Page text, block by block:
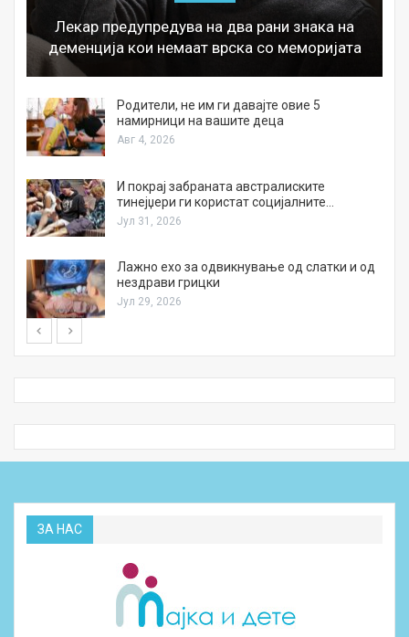
Лекар предупредува на два рани знака на
деменција кои немаат врска со меморијата
Родители, не им ги давајте овие 5
намирници на вашите деца
Авг 4, 2026
И покрај забраната австралиските
тинејџери ги користат социјалните…
Јул 31, 2026
Лажно ехо за одвикнување од слатки и од
нездрави грицки
Јул 29, 2026
ЗА НАС